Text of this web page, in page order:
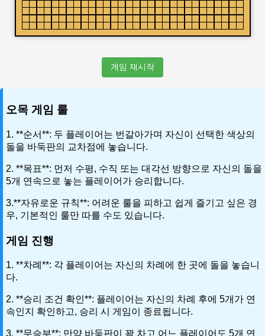
게임 재시작
오목 게임 룰
1. **순서**: 두 플레이어는 번갈아가며 자신이 선택한 색상의
돌을 바둑판의 교차점에 놓습니다.
2. **목표**: 먼저 수평, 수직 또는 대각선 방향으로 자신의 돌을
5개 연속으로 놓는 플레이어가 승리합니다.
3.**자유로운 규칙**: 어려운 룰을 피하고 쉽게 즐기고 싶은 경
우, 기본적인 룰만 따를 수도 있습니다.
게임 진행
1. **차례**: 각 플레이어는 자신의 차례에 한 곳에 돌을 놓습니
다.
2. **승리 조건 확인**: 플레이어는 자신의 차례 후에 5개가 연
속인지 확인하고, 승리 시 게임이 종료됩니다.
3. **무승부**: 만약 바둑판이 꽉 차고 어느 플레이어도 5개 연